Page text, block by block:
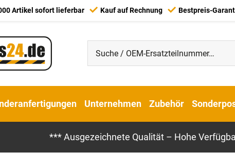
Artikel sofort lieferbar Kauf auf Rechnung Bestpreis-
Unternehmen Zubehör
*** Ausgezeichnete Qualität – Hohe